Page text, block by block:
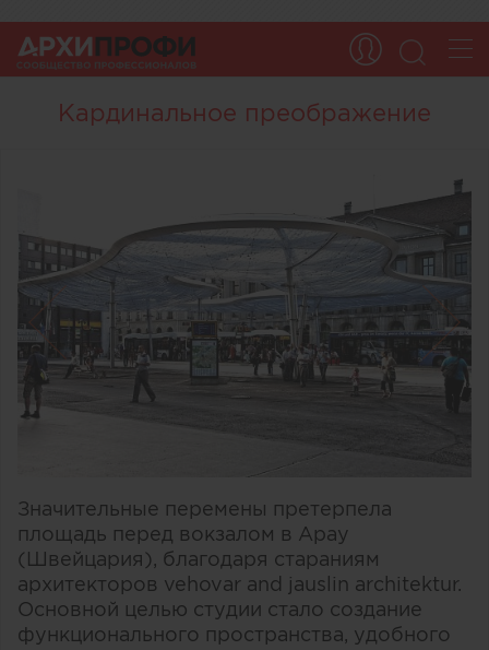
Кардинальное преображение
Значительные перемены претерпела
площадь перед вокзалом в Арау
(Швейцария), благодаря стараниям
архитекторов vehovar and jauslin architektur.
Основной целью студии стало создание
функционального пространства, удобного